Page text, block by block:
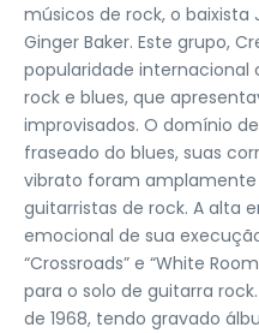
músicos de rock, o baixista
Ginger Baker. Este grupo,
popularidade
rock e blues, que
improvisados. O domínio
fraseado do blues, suas
vibrato foram
guitarristas de rock. A alta
emocional de sua
“Crossroads” e “White
para o solo de guitarra
de 1968, tendo gravado